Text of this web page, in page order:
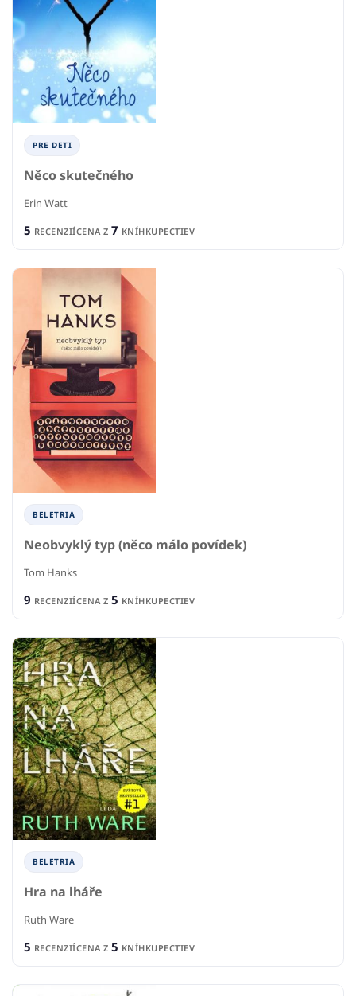
PRE DETI
Něco skutečného
Erin Watt
5 RECENZIÍCENA Z 7 KNÍHKUPECTIEV
BELETRIA
Neobvyklý typ (něco málo povídek)
Tom Hanks
9 RECENZIÍCENA Z 5 KNÍHKUPECTIEV
BELETRIA
Hra na lháře
Ruth Ware
5 RECENZIÍCENA Z 5 KNÍHKUPECTIEV